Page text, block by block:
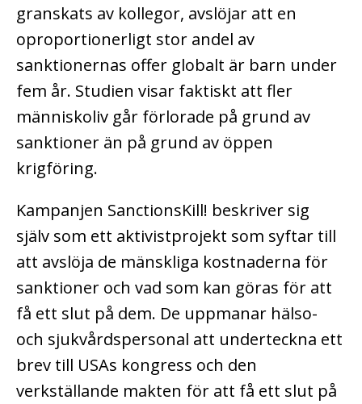
granskats av kollegor, avslöjar att en
oproportionerligt stor andel av
sanktionernas offer globalt är barn under
fem år. Studien visar faktiskt att fler
människoliv går förlorade på grund av
sanktioner än på grund av öppen
krigföring.
Kampanjen SanctionsKill! beskriver sig
själv som ett aktivistprojekt som syftar till
att avslöja de mänskliga kostnaderna för
sanktioner och vad som kan göras för att
få ett slut på dem. De uppmanar hälso-
och sjukvårdspersonal att underteckna ett
brev till USAs kongress och den
verkställande makten för att få ett slut på